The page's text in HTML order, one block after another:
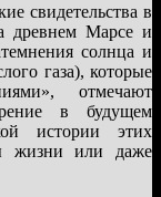
свидетельства в
древнем Марсе и
солнца и
газа), которые
отмечают
в будущем
истории этих
жизни или даже